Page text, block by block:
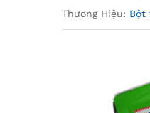
Thương Hiệu: Bột